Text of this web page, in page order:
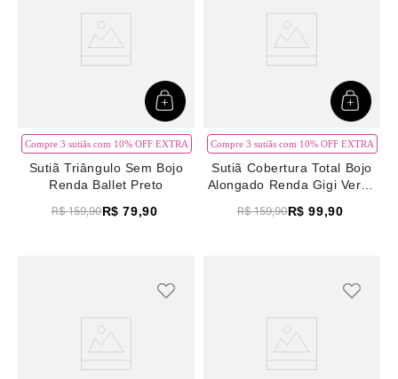
renda
sutiã renda
Compre 3 sutiãs com 10% OFF EXTRA
Sutiã Triângulo Sem Bojo
Renda Ballet Preto
R$ 159,90R$ 79,90
Compre 3 sutiãs com 10% OFF EXTRA
Sutiã Cobertura Total Bojo
Alongado Renda Gigi Verde
R$ 159,90R$ 99,90